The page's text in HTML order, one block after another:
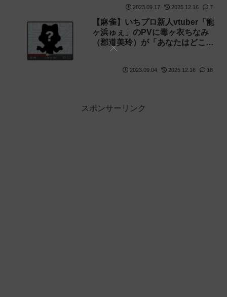
2023.09.17 2025.12.16 7
【麻雀】いちプロ新人vtuber「龍
ヶ浜ゅぇ」のPVに毒ヶ衣ちなみ
（郡道美玲）が「あなたはどこか
で知ってる気がします」とコメン
2023.09.04 2025.12.16 18
スポンサーリンク